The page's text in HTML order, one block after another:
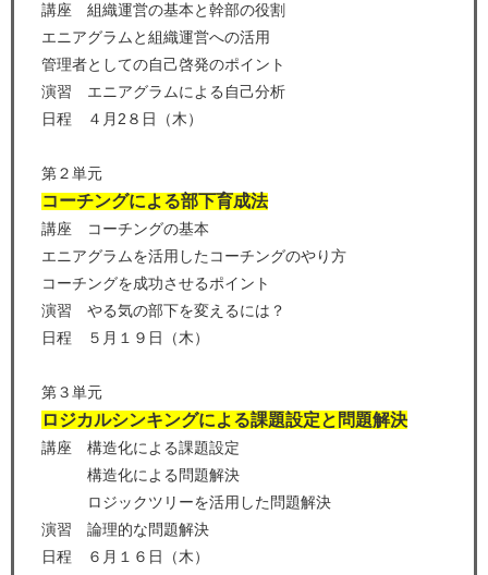
講座 組織運営の基本と幹部の役割
エニアグラムと組織運営への活用
管理者としての自己啓発のポイント
演習 エニアグラムによる自己分析
日程 ４月2８日（木）
第２単元
コーチングによる部下育成法
講座 コーチングの基本
エニアグラムを活用したコーチングのやり方
コーチングを成功させるポイント
演習 やる気の部下を変えるには？
日程 ５月１９日（木）
第３単元
ロジカルシンキングによる課題設定と問題解決
講座 構造化による課題設定
構造化による問題解決
ロジックツリーを活用した問題解決
演習 論理的な問題解決
日程 ６月１６日（木）